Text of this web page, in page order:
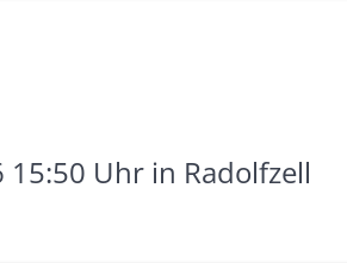
Uhr in Radolfzell